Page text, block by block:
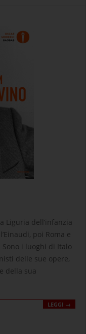
dell’infanzia
poi Roma e
Sono i luoghi di Italo
delle sue opere,
della sua
LEGGI →